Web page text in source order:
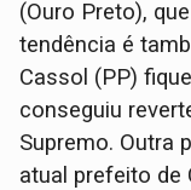
(Ouro Preto),
tendência é
Cassol (PP)
conseguiu
Supremo. Outra
atual prefeito de